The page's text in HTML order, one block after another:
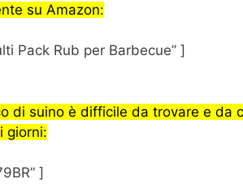
su Amazon:
Pack Rub per Barbecue” ]
di suino è difficile da trovare e da
giorni:
]